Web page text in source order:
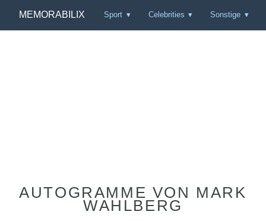
MEMORABILIX Sport Celebrities Sonstige
AUTOGRAMME VON MARK
WAHLBERG